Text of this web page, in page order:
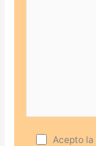
Acepto la